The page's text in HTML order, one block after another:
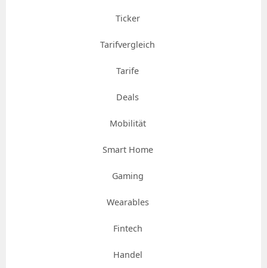
Ticker
Tarifvergleich
Tarife
Deals
Mobilität
Smart Home
Gaming
Wearables
Fintech
Handel